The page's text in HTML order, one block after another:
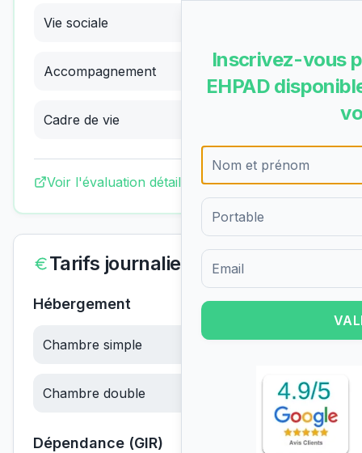
Vie sociale
Accompagnement 2.92 /4( Bon )
Cadre de vie
Voir l'évaluation détaillée complète
Tarifs journaliers
Hébergement
Chambre simple 83.12€/jour
Chambre double 83.12€/jour
Dépendance (GIR)
Inscrivez-vous
EHPAD
Formulaire d'inscription pour